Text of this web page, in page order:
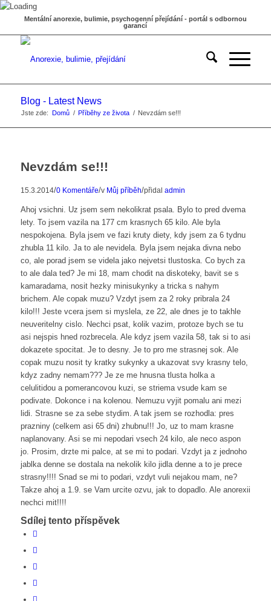
Mentální anorexie, bulimie, psychogenní přejídání - portál s odbornou
garancí
Blog - Latest News
Jste zde: Domů / Příběhy ze života / Nevzdám se!!!
Nevzdám se!!!
15.3.2014/0 Komentáře/v Můj příběh/přidal admin
Ahoj vsichni. Uz jsem sem nekolikrat psala. Bylo to pred dvema
lety. To jsem vazila na 177 cm krasnych 65 kilo. Ale byla
nespokojena. Byla jsem ve fazi kruty diety, kdy jsem za 6 tydnu
zhubla 11 kilo. Ja to ale nevidela. Byla jsem nejaka divna nebo
co, ale porad jsem se videla jako nejvetsi tlustoska. Co bych za
to ale dala ted? Je mi 18, mam chodit na diskoteky, bavit se s
kamaradama, nosit hezky minisukynky a tricka s nahym
brichem. Ale copak muzu? Vzdyt jsem za 2 roky pribrala 24
kilo!!! Jeste vcera jsem si myslela, ze 22, ale dnes je to takhle
neuveritelny cislo. Nechci psat, kolik vazim, protoze bych se tu
asi nejspis hned rozbrecela. Ale kdyz jsem vazila 58, tak si to asi
dokazete spocitat. Je to desny. Je to pro me strasnej sok. Ale
copak muzu nosit ty kratky sukynky a ukazovat svy krasny telo,
kdyz zadny nemam??? Je ze me hnusna tlusta holka a
celulitidou a pomerancovou kuzi, se striema vsude kam se
podivate. Dokonce i na kolenou. Nemuzu vyjit pomalu ani mezi
lidi. Strasne se za sebe stydim. A tak jsem se rozhodla: pres
prazniny (celkem asi 65 dni) zhubnu!!! Jo, uz to mam krasne
naplanovany. Asi se mi nepodari vsech 24 kilo, ale neco aspon
jo. Prosim, drzte mi palce, at se mi to podari. Vzdyt ja z jednoho
jablka denne se dostala na nekolik kilo jidla denne a to je prece
strasny!!!! Snad se mi to podari, vzdyt vuli nejakou mam, ne?
Takze ahoj a 1.9. se Vam urcite ozvu, jak to dopadlo. Ale anorexii
nechci mit!!!!
Sdílej tento příspěvek